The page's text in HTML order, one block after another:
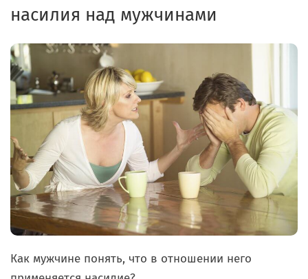
насилия над мужчинами
Как мужчине понять, что в отношении него